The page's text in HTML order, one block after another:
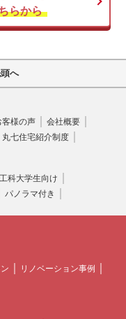
らから
へ
客様の声
会社概要
丸七住宅紹介制度
科大学生向け
パノラマ付き
リノベーション事例